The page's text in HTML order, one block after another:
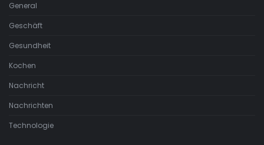
General
Geschäft
Gesundheit
Kochen
Nachricht
Nachrichten
Technologie